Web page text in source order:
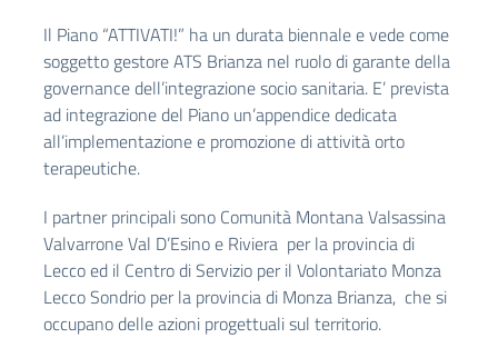
Il Piano “ATTIVATI!” ha un durata biennale e vede come
soggetto gestore ATS Brianza nel ruolo di garante della
governance dell’integrazione socio sanitaria. E’ prevista
ad integrazione del Piano un’appendice dedicata
all’implementazione e promozione di attività orto
terapeutiche.
I partner principali sono Comunità Montana Valsassina
Valvarrone Val D’Esino e Riviera per la provincia di
Lecco ed il Centro di Servizio per il Volontariato Monza
Lecco Sondrio per la provincia di Monza Brianza, che si
occupano delle azioni progettuali sul territorio.